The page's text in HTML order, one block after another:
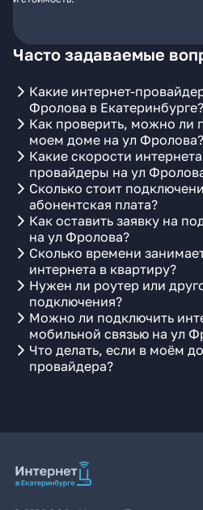
Часто задаваемые
Какие интернет-
Фролова в Екатеринбурге?
Как проверить, можно ли
моем доме на ул Фролова?
Какие скорости
провайдеры на ул
Сколько стоит
абонентская плата?
Как оставить заявку на
на ул Фролова?
Сколько времени
интернета в квартиру?
Нужен ли роутер или
подключения?
Можно ли подключить
мобильной связью на ул
Что делать, если в моём
провайдера?